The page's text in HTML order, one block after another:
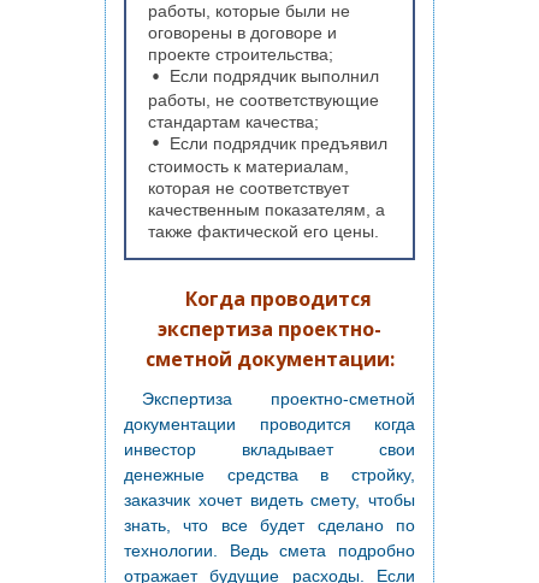
работы, которые были не
оговорены в договоре и
проекте строительства;
Если подрядчик выполнил
работы, не соответствующие
стандартам качества;
Если подрядчик предъявил
стоимость к материалам,
которая не соответствует
качественным показателям, а
также фактической его цены.
Когда проводится
экспертиза проектно-
сметной документации:
Экспертиза проектно-сметной
документации проводится когда
инвестор вкладывает свои
денежные средства в стройку,
заказчик хочет видеть смету, чтобы
знать, что все будет сделано по
технологии. Ведь смета подробно
отражает будущие расходы. Если